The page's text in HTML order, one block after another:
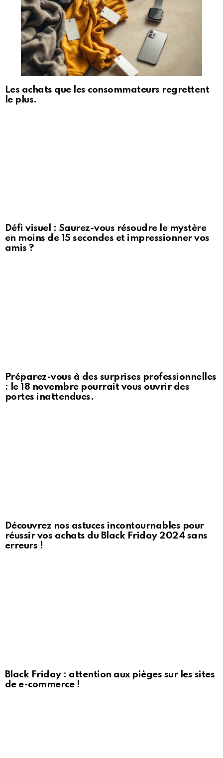
Les achats que les consommateurs regrettent
le plus.
Défi visuel : Saurez-vous résoudre le mystère
en moins de 15 secondes et impressionner vos
amis ?
Préparez-vous à des surprises professionnelles
: le 18 novembre pourrait vous ouvrir des
portes inattendues.
Découvrez nos astuces incontournables pour
réussir vos achats du Black Friday 2024 sans
erreurs !
Black Friday : attention aux pièges sur les sites
de e-commerce !